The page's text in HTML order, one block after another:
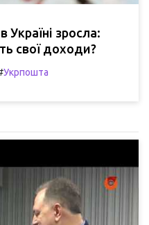
Україні зросла:
свої доходи?
Укрпошта